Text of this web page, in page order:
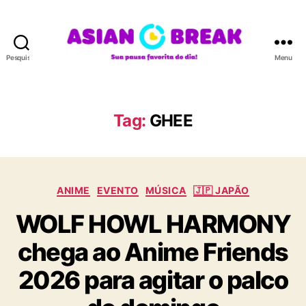
Pesquisar
A
N
R
A
Menu
Tag: GHEE
C
t
e
g
o
r
i
ANIME EVENTO MÚSICA 🇯🇵 JAPÃO
WOLF HOWL HARMONY
chega ao Anime Friends
2026 para agitar o palco